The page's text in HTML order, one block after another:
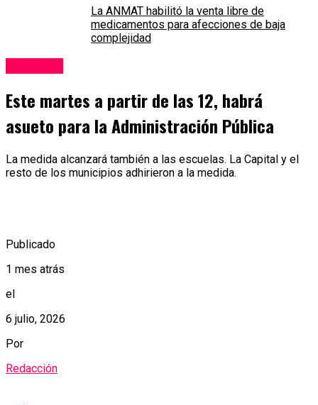
La ANMAT habilitó la venta libre de
medicamentos para afecciones de baja
complejidad
Este martes a partir de las 12, habrá
asueto para la Administración Pública
La medida alcanzará también a las escuelas. La Capital y el
resto de los municipios adhirieron a la medida.
Publicado
1 mes atrás
el
6 julio, 2026
Por
Redacción